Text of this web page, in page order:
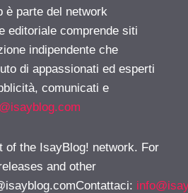
è parte del network
editoriale comprende siti
indipendente che
di appassionati ed esperti
comunicati e
of the IsayBlog! network. For
and other
: